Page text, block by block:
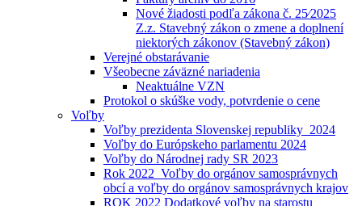
Nové žiadosti podľa zákona č. 25⁄2025
Z.z. Stavebný zákon o zmene a doplnení
niektorých zákonov (Stavebný zákon)
Verejné obstarávanie
Všeobecne záväzné nariadenia
Neaktuálne VZN
Protokol o skúške vody, potvrdenie o cene
Voľby
Voľby prezidenta Slovenskej republiky_2024
Voľby do Európskeho parlamentu 2024
Voľby do Národnej rady SR 2023
Rok 2022_Voľby do orgánov samosprávnych
obcí a voľby do orgánov samosprávnych krajov
ROK 2022 Dodatkové voľby na starostu